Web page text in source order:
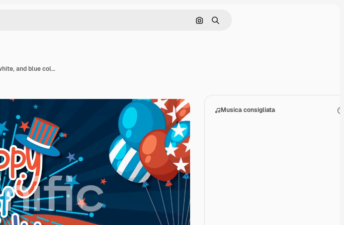
Cerca per immagine
Ricerca
Musica consigliata
Patriotic animation with balloons, stars, and stripes in red, white, and blue colors. Energetic transitions and celebratory mood